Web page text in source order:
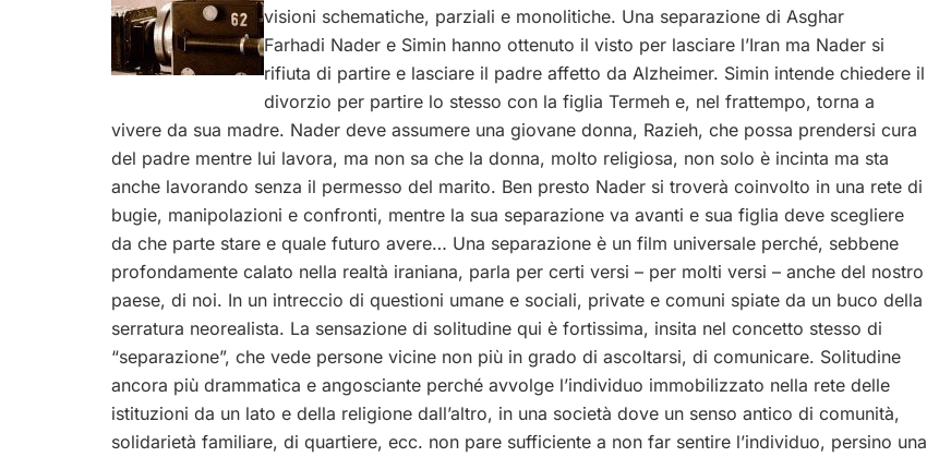
visioni schematiche, parziali e monolitiche. Una separazione di Asghar
Farhadi Nader e Simin hanno ottenuto il visto per lasciare l’Iran ma Nader si
rifiuta di partire e lasciare il padre affetto da Alzheimer. Simin intende chiedere il
divorzio per partire lo stesso con la figlia Termeh e, nel frattempo, torna a
vivere da sua madre. Nader deve assumere una giovane donna, Razieh, che possa prendersi cura
del padre mentre lui lavora, ma non sa che la donna, molto religiosa, non solo è incinta ma sta
anche lavorando senza il permesso del marito. Ben presto Nader si troverà coinvolto in una rete di
bugie, manipolazioni e confronti, mentre la sua separazione va avanti e sua figlia deve scegliere
da che parte stare e quale futuro avere… Una separazione è un film universale perché, sebbene
profondamente calato nella realtà iraniana, parla per certi versi – per molti versi – anche del nostro
paese, di noi. In un intreccio di questioni umane e sociali, private e comuni spiate da un buco della
serratura neorealista. La sensazione di solitudine qui è fortissima, insita nel concetto stesso di
“separazione”, che vede persone vicine non più in grado di ascoltarsi, di comunicare. Solitudine
ancora più drammatica e angosciante perché avvolge l’individuo immobilizzato nella rete delle
istituzioni da un lato e della religione dall’altro, in una società dove un senso antico di comunità,
solidarietà familiare, di quartiere, ecc. non pare sufficiente a non far sentire l’individuo, persino una